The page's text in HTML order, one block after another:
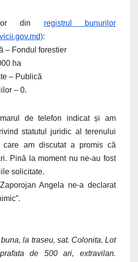
din registrul bunurilor
:
– Fondul forestier
ha
– Publică
– 0.
de telefon indicat și am
statutul juridic al terenului
care am discutat a promis că
Pină la moment nu ne-au fost
solicitate.
Angela ne-a declarat
la traseu, sat. Colonita. Lot
de 500 ari, extravilan.